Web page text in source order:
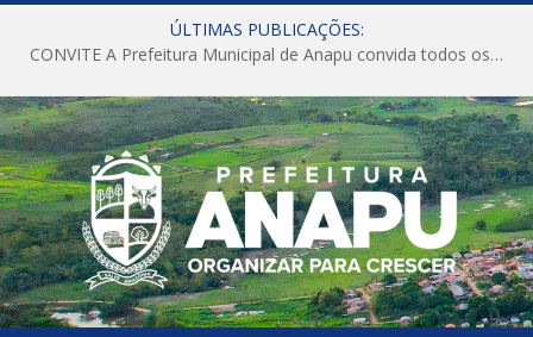
ÚLTIMAS PUBLICAÇÕES:
CONVITE A Prefeitura Municipal de Anapu convida todos os servidores públicos municipais para participarem da Audiência Pública de discussão da Lei de Diretrizes Orçamentárias (LDO), importante instrumento de planejamento das ações e investimentos da Administração Pública para o próximo exercício financeiro.